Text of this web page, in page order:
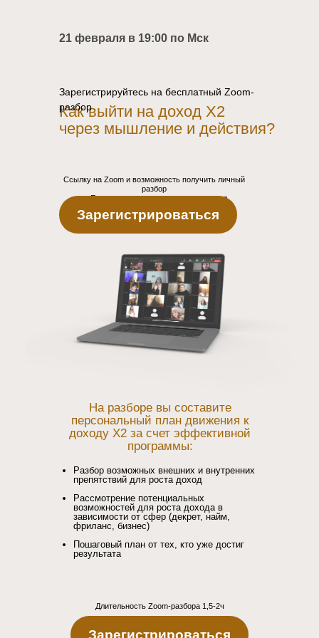
Как выйти на доход X2
через мышление и действия?
21 февраля в 19:00 по Мск
Зарегистрируйтесь на бесплатный Zoom-
разбор
Ссылку на Zoom и возможность получить личный
разбор
от Елены получат только те, кто прошел
Разбор возможных внешних и внутренних
препятствий для роста доход
Рассмотрение потенциальных
возможностей для роста дохода в
зависимости от сфер (декрет, найм,
фриланс, бизнес)
Пошаговый план от тех, кто уже достиг
результата
Длительность Zoom-разбора 1,5-2ч
Зарегистрироваться
Зарегистрироваться
На разборе вы составите
персональный план движения к
доходу X2 за счет эффективной
программы: